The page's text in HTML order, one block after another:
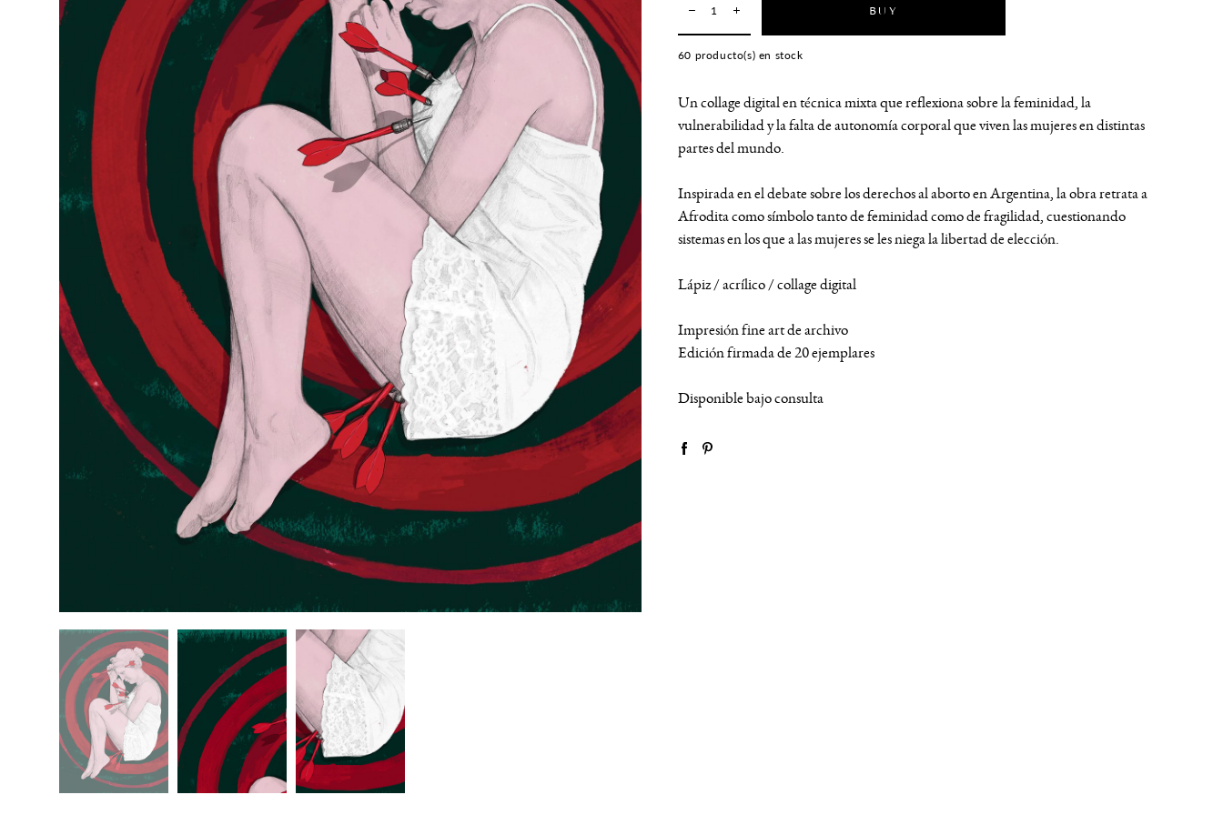
60 producto(s) en stock
BUY
Un collage digital en técnica mixta que reflexiona sobre la feminidad, la
vulnerabilidad y la falta de autonomía corporal que viven las mujeres en distintas
partes del mundo.
Inspirada en el debate sobre los derechos al aborto en Argentina, la obra retrata a
Afrodita como símbolo tanto de feminidad como de fragilidad, cuestionando
sistemas en los que a las mujeres se les niega la libertad de elección.
Lápiz / acrílico / collage digital
Impresión fine art de archivo
Edición firmada de 20 ejemplares
Disponible bajo consulta